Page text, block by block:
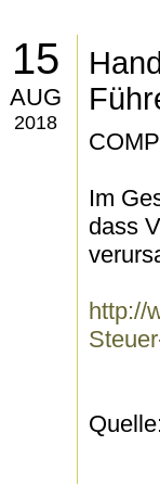
15
AUG
2018
Im
dass
http://